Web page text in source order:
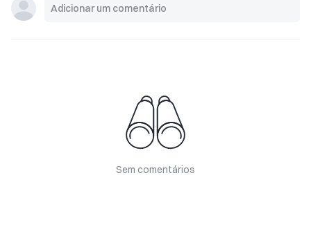
Sem comentários